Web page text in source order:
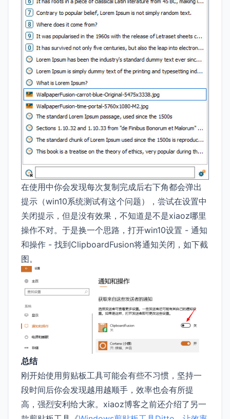
在使用中你会发现每次复制完成后右下角都会弹出
提示（win10系统测试有这个问题），尝试在设置中
关闭提示，但是没有效果，不知道是不是xiaoz哪里
操作不对。于是换一个思路，打开win10设置 - 通知
和操作 - 找到ClipboardFusion将通知关闭，如下截
图。
总结
刚开始使用剪贴板工具可能会有些不习惯，坚持一
段时间后你会发现越用越顺手，效率也会有所提
高，强烈安利给大家。xiaoz博客之前还介绍了另一